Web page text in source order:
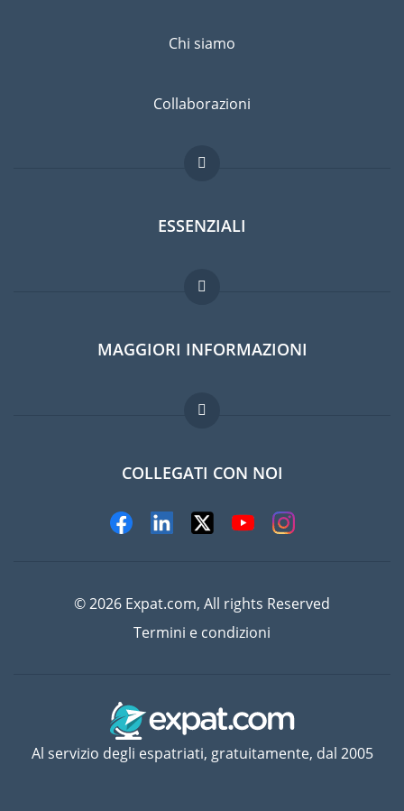
Chi siamo
Collaborazioni
ESSENZIALI
Forum per expat
Guida per expat
Lavori all'estero
MAGGIORI INFORMAZIONI
Domande frequenti
COLLEGATI CON NOI
© 2026 Expat.com, All rights Reserved
Termini e condizioni
Al servizio degli espatriati, gratuitamente, dal 2005